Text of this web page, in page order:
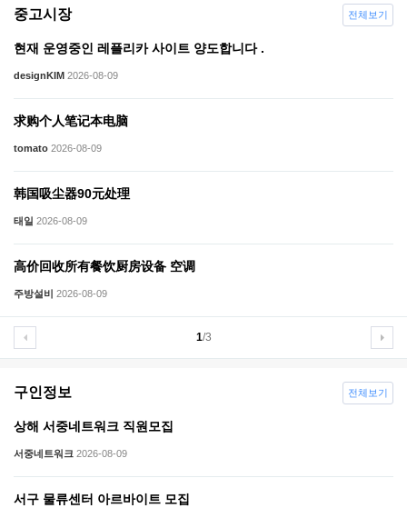
중고시장
현재 운영중인 레플리카 사이트 양도합니다 .
designKIM 2026-08-09
求购个人笔记本电脑
tomato 2026-08-09
韩国吸尘器90元处理
태일 2026-08-09
高价回收所有餐饮厨房设备 空调
주방설비 2026-08-09
1/3
전체보기
구인정보
상해 서중네트워크 직원모집
서중네트워크 2026-08-09
서구 물류센터 아르바이트 모집
전체보기